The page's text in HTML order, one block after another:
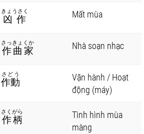
凶作
きょうさく Mất mùa
作曲家
さっきょくか Nhà soạn nhạc
作動
さどう
Vận hành / Hoạt
động (máy)
作柄
さくがら
Tình hình mùa
màng